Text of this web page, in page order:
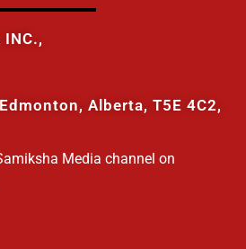
INC.,
Alberta, T5E 4C2,
Media channel on